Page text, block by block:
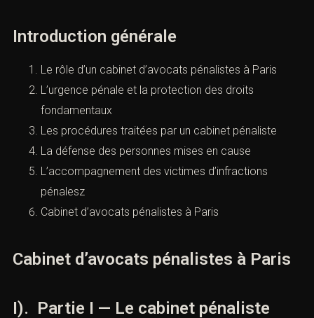
Introduction générale
Le rôle d’un cabinet d’avocats pénalistes à Paris
L’urgence pénale et la protection des droits
fondamentaux
Les procédures traitées par un cabinet pénaliste
La défense des personnes mises en cause
L’accompagnement des victimes d’infractions
pénalesz
Cabinet d’avocats pénalistes à Paris
Cabinet d’avocats pénalistes à Paris
I). Partie I — Le cabinet pénaliste